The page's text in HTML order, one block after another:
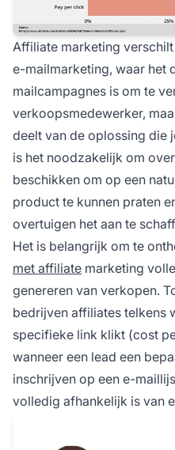
Affiliate marketing
e-mailmarketing, waar het
mailcampagnes is om te
verkoopsmedewerker,
deelt van de oplossing die
is het noodzakelijk om
beschikken om op een
product te kunnen praten
overtuigen het aan te
Het is belangrijk om te
met affiliate marketing
genereren van verkopen.
bedrijven affiliates telkens
specifieke link klikt (cost
wanneer een lead een
inschrijven op een e-
volledig afhankelijk is van